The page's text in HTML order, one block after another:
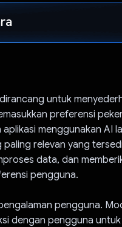
untuk
preferensi
menggunakan AI
relevan yang
data, dan
pengguna.
pengguna.
dengan pengguna untuk